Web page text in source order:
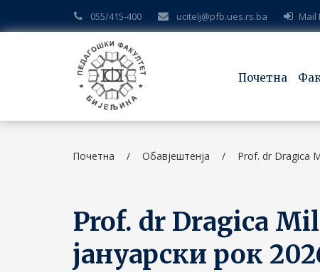
055/415-400 ucitelj@pfb.ues.rs.ba Mail
Почетна
Почетна / Обавјештенја / Prof. dr Dragica
Prof. dr Dragica
јануарски рок